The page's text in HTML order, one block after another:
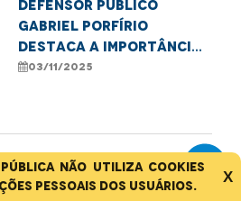
não utiliza cookies
pessoais dos usuários.
X
Defensor público
Gabriel Porfírio
destaca a importância
da Semana Nacional da
03/11/2025
Defensor público
Cosmo Sobral destaca